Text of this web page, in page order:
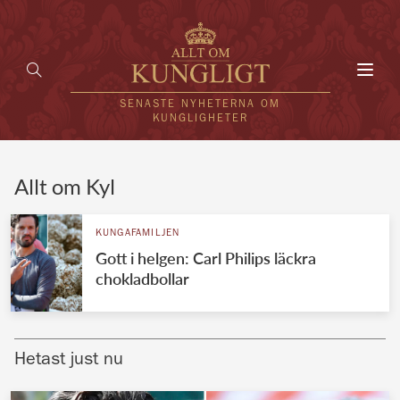
SENASTE NYHETERNA OM
KUNGLIGHETER
UTLÄNDSKT
VÄRLDENS KUNGAHUS
Brittiska kungahuset
Allt om Kyl
KUNGAFAMILJEN
Gott i helgen: Carl Philips läckra
chokladbollar
Hetast just nu